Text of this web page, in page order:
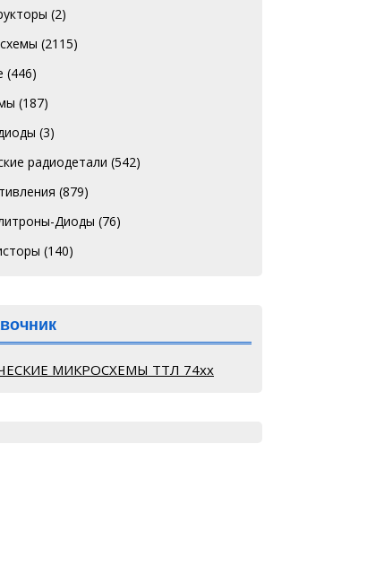
(2)
(2115)
(446)
(187)
(3)
радиодетали (542)
(879)
Диоды (76)
(140)
МИКРОСХЕМЫ ТТЛ 74хх